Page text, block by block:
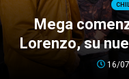
Mega
Lorenzo, su
16/